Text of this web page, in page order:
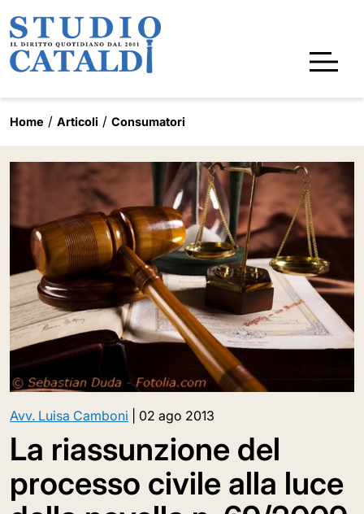
Home Articoli Consumatori
Avv. Luisa Camboni 02 ago 2013
La riassunzione del
processo civile alla luce